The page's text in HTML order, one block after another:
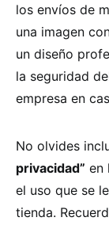
los envíos de
una imagen
un diseño
la seguridad
empresa en
No olvides
privacidad” en
el uso que se
tienda.